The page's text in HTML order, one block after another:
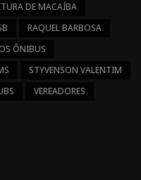
DE MACAÍBA
RAQUEL BARBOSA
ÔNIBUS
STYVENSON VALENTIM
VEREADORES